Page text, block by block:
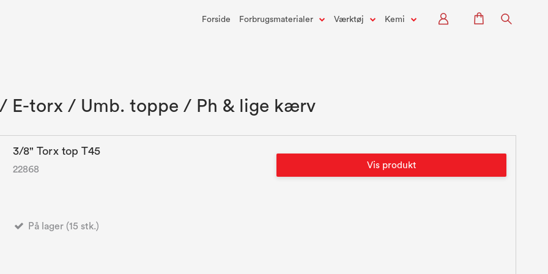
Forside Forbrugsmaterialer Værktøj Kemi
E-torx / Umb. toppe / Ph & lige kærv
3/8" Torx top T45
22868
På lager (15 stk.)
Vis produkt